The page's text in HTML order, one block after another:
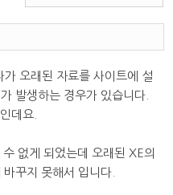
오래된 자료를 사이트에 설
발생하는 경우가 있습니다.
데요.
없게 되었는데 오래된 XE의
꾸지 못해서 입니다.